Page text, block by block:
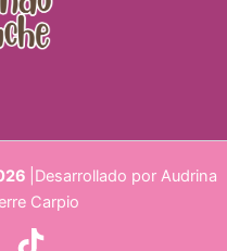
|Desarrollado por Audrina
Carpio